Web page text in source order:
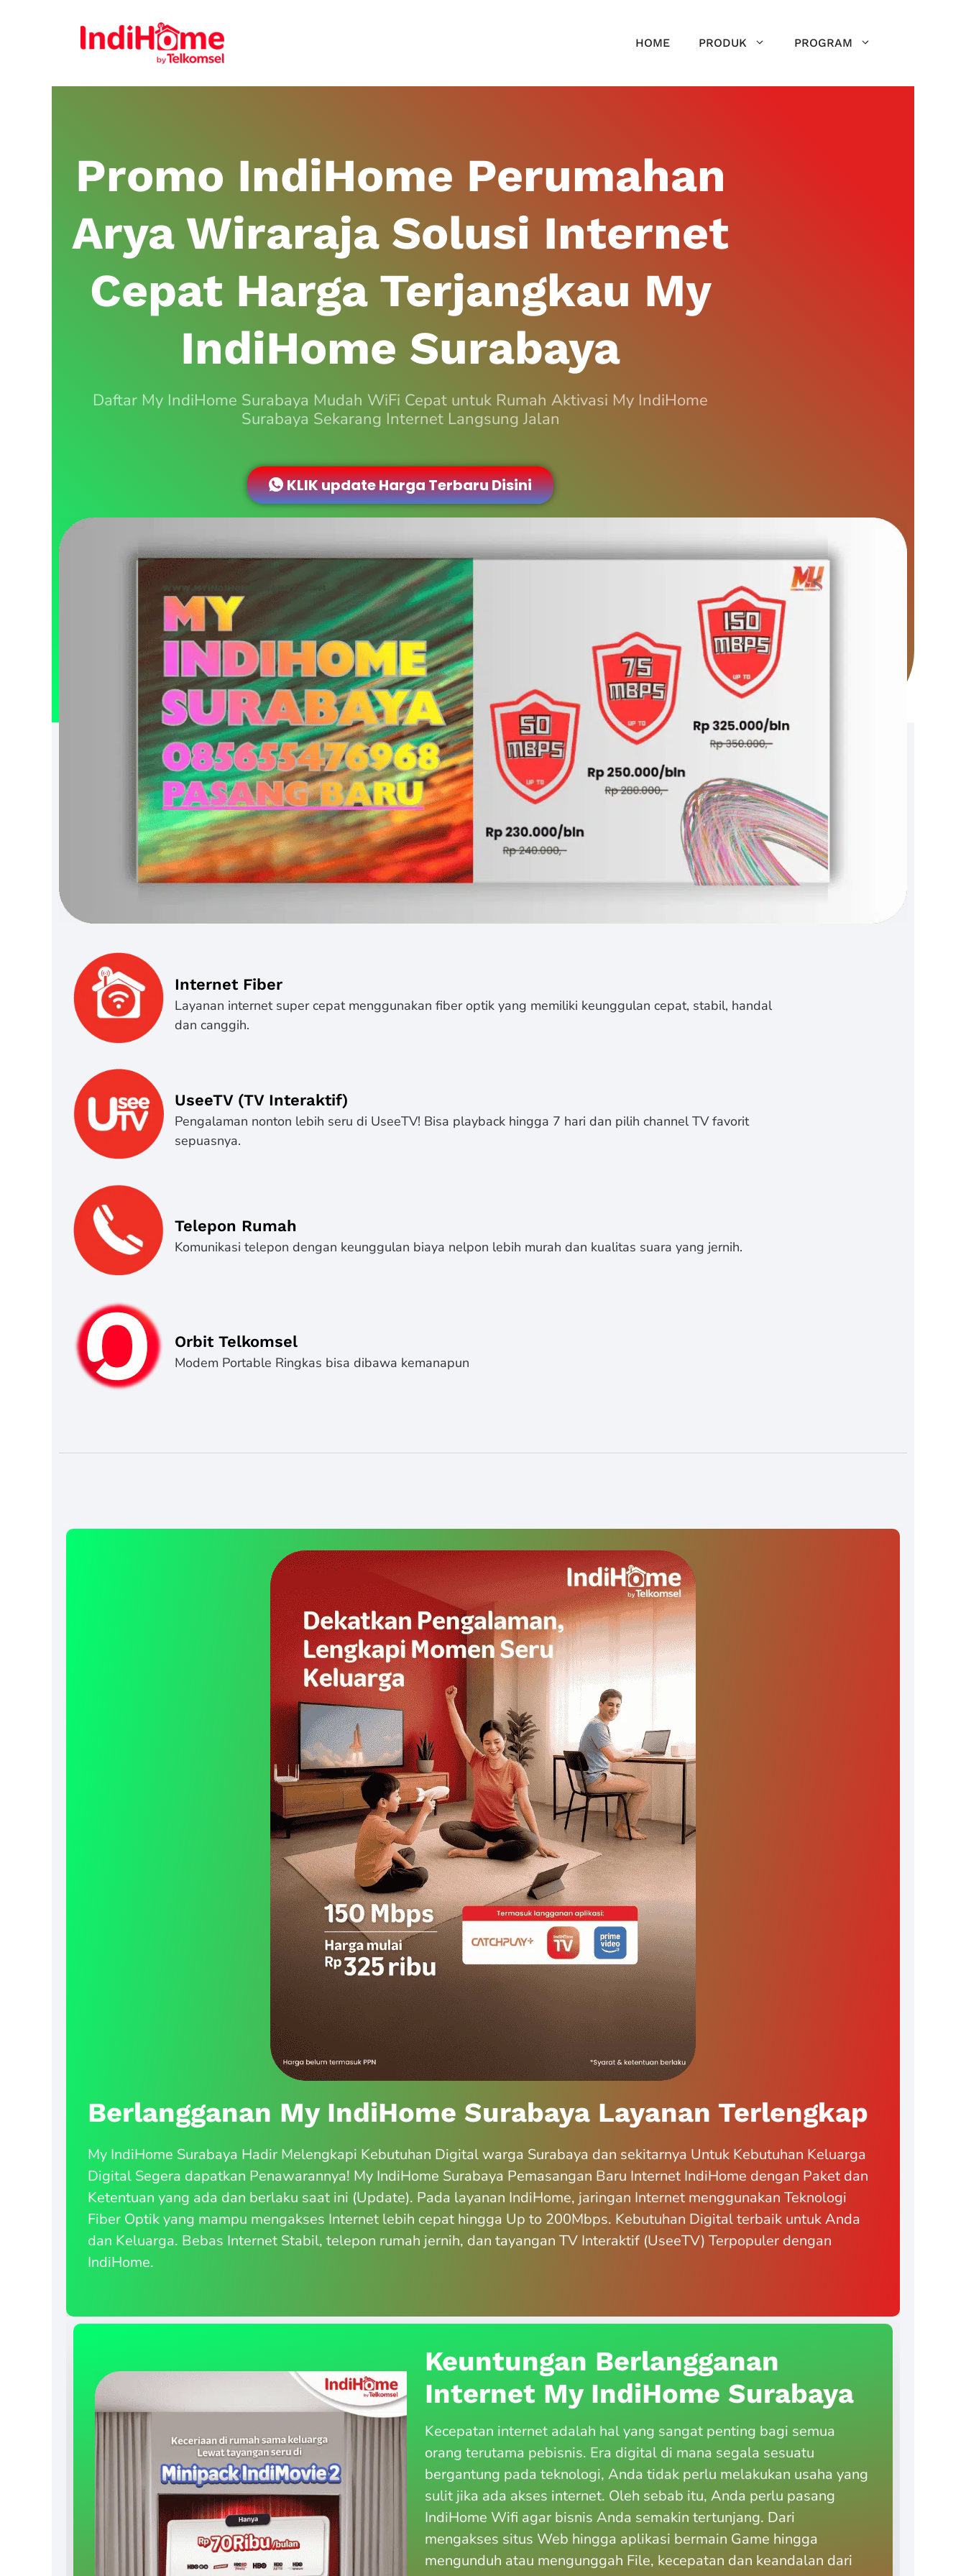
HOME PRODUK PROGRAM
Promo IndiHome Perumahan
Arya Wiraraja Solusi Internet
Cepat Harga Terjangkau My
IndiHome Surabaya
Daftar My IndiHome Surabaya Mudah WiFi Cepat untuk Rumah Aktivasi My IndiHome
Surabaya Sekarang Internet Langsung Jalan
KLIK update Harga Terbaru Disini
Internet Fiber
Layanan internet super cepat menggunakan fiber optik yang memiliki keunggulan cepat, stabil, handal
dan canggih.
UseeTV (TV Interaktif)
Pengalaman nonton lebih seru di UseeTV! Bisa playback hingga 7 hari dan pilih channel TV favorit
sepuasnya.
Telepon Rumah
Komunikasi telepon dengan keunggulan biaya nelpon lebih murah dan kualitas suara yang jernih.
Orbit Telkomsel
Modem Portable Ringkas bisa dibawa kemanapun
Berlangganan My IndiHome Surabaya Layanan Terlengkap
My IndiHome Surabaya Hadir Melengkapi Kebutuhan Digital warga Surabaya dan sekitarnya Untuk Kebutuhan Keluarga
Digital Segera dapatkan Penawarannya! My IndiHome Surabaya Pemasangan Baru Internet IndiHome dengan Paket dan
Ketentuan yang ada dan berlaku saat ini (Update). Pada layanan IndiHome, jaringan Internet menggunakan Teknologi
Fiber Optik yang mampu mengakses Internet lebih cepat hingga Up to 200Mbps. Kebutuhan Digital terbaik untuk Anda
dan Keluarga. Bebas Internet Stabil, telepon rumah jernih, dan tayangan TV Interaktif (UseeTV) Terpopuler dengan
IndiHome.
Keuntungan Berlangganan
Internet My IndiHome Surabaya
Kecepatan internet adalah hal yang sangat penting bagi semua
orang terutama pebisnis. Era digital di mana segala sesuatu
bergantung pada teknologi, Anda tidak perlu melakukan usaha yang
sulit jika ada akses internet. Oleh sebab itu, Anda perlu pasang
IndiHome Wifi agar bisnis Anda semakin tertunjang. Dari
mengakses situs Web hingga aplikasi bermain Game hingga
mengunduh atau mengunggah File, kecepatan dan keandalan dari